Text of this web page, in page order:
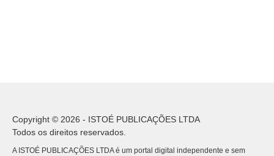
Copyright © 2026 - ISTOÉ PUBLICAÇÕES LTDA
Todos os direitos reservados.
A ISTOÉ PUBLICAÇÕES LTDA é um portal digital independente e sem